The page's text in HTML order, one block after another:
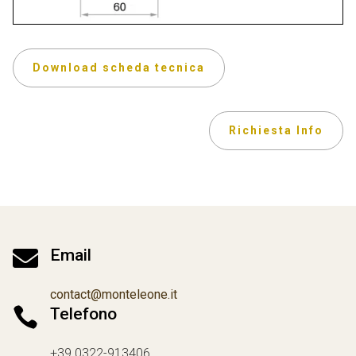
Download scheda tecnica
Richiesta Info
 Email
contact@monteleone.it
 Telefono